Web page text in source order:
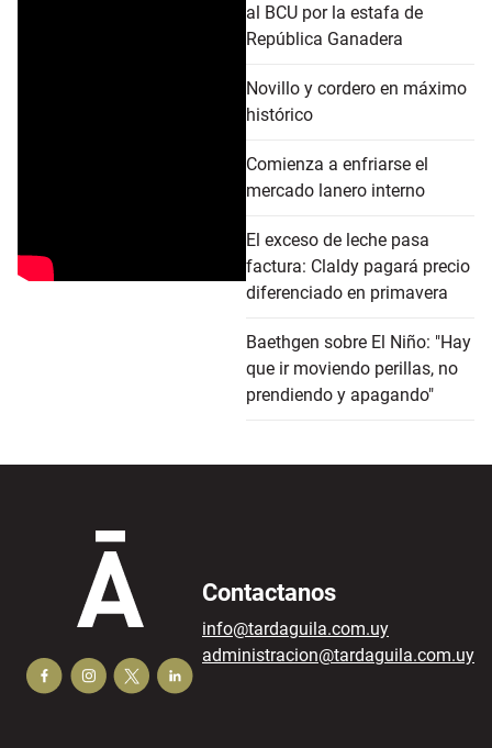
al BCU por la estafa de
República Ganadera
Novillo y cordero en máximo
histórico
Comienza a enfriarse el
mercado lanero interno
El exceso de leche pasa
factura: Claldy pagará precio
diferenciado en primavera
Baethgen sobre El Niño: "Hay
que ir moviendo perillas, no
prendiendo y apagando"
Contactanos
info@tardaguila.com.uy
administracion@tardaguila.com.uy